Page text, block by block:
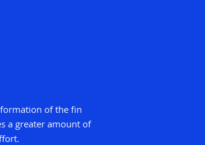
of the fin
a greater amount of